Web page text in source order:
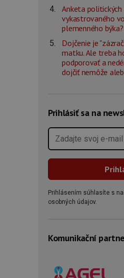
Anketa politických
vykastrovaného
plemenného býka?
Dojčenie je
matku. Ale treba
podporovať a
dojčiť nemôže
Prihlásiť sa na
Prihlásením súhlasíte s
osobných údajov.
Komunikační